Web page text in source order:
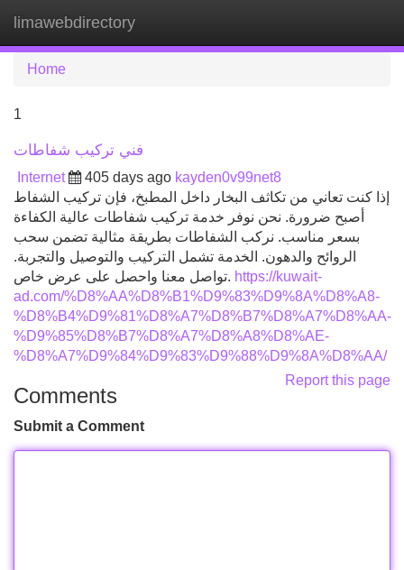
limawebdirectory
Home
1
فني تركيب شفاطات
Internet 405 days ago kayden0v99net8
إذا كنت تعاني من تكاثف البخار داخل المطبخ، فإن تركيب الشفاط
أصبح ضرورة. نحن نوفر خدمة تركيب شفاطات عالية الكفاءة
بسعر مناسب. نركب الشفاطات بطريقة مثالية تضمن سحب
الروائح والدهون. الخدمة تشمل التركيب والتوصيل والتجربة.
تواصل معنا واحصل على عرض خاص. https://kuwait-
ad.com/%D8%AA%D8%B1%D9%83%D9%8A%D8%A8-
%D8%B4%D9%81%D8%A7%D8%B7%D8%A7%D8%AA-
%D9%85%D8%B7%D8%A7%D8%A8%D8%AE-
%D8%A7%D9%84%D9%83%D9%88%D9%8A%D8%AA/
Report this page
Comments
Submit a Comment